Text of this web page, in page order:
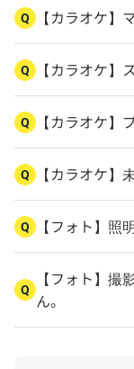
Q 【カラオケ】
Q 【カラオケ】
Q 【カラオケ】
Q 【カラオケ】
Q 【フォト】照
Q
【フォト】
ん。